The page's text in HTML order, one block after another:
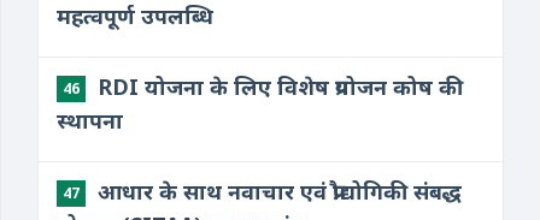
महत्वपूर्ण उपलब्धि
46
RDI योजना के लिए विशेष प्रयोजन कोष की
स्थापना
47
आधार के साथ नवाचार एवं प्रौद्योगिकी संबद्ध